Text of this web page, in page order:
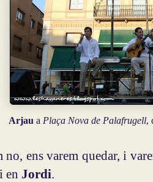
ArjauaPlaça Nova de Palafrugell,
no, ens varem quedar, i
i en Jordi.